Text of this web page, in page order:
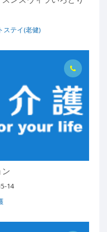
ステイ(老健)
14